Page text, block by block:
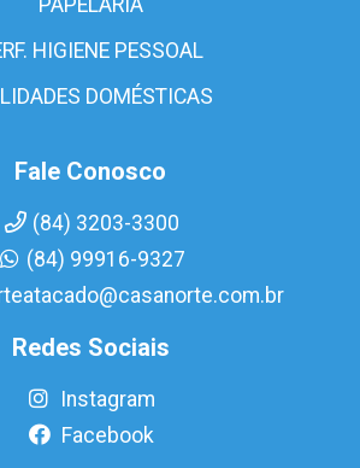
PAPELARIA
HIGIENE PESSOAL
DOMÉSTICAS
Fale Conosco
(84) 3203-3300
(84) 99916-9327
Redes Sociais
Instagram
Facebook